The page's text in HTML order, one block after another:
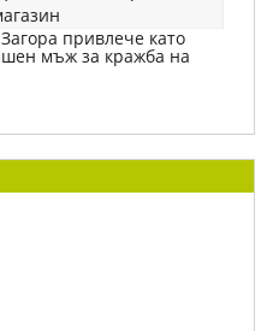
привлече като
мъж за кражба на